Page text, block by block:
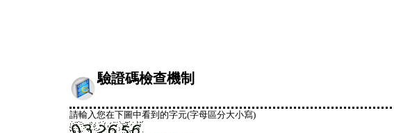
驗證碼檢查機制
請輸入您在下圖中看到的字元(字母區分大小寫)